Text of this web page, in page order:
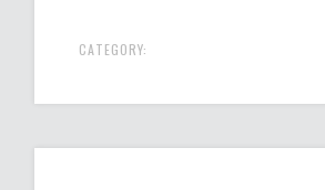
CATEGORY: